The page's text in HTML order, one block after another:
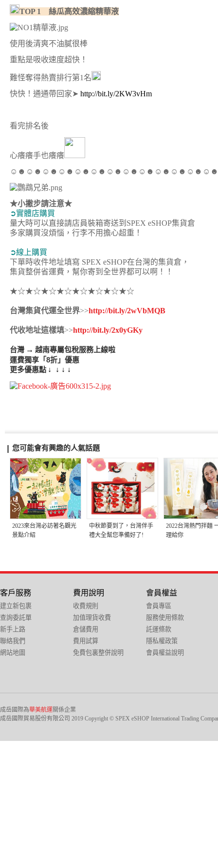
TOP 1 絲瓜高效濃縮精華液
使用後清爽不油膩很棒
重點是吸收速度超快！
難怪奪得熱賣排行第1名
快快！通通帶回家➤ http://bit.ly/2KW3vHm
看完排名後
心癢癢手也癢癢
☺☻☺☻☺☻☺☻☺☻☺☻☺☻☺☻☺☻☺☻☺☻☺☻☺☻
★小撇步請注意★
➲實體店購買
量大時可以直接請店員裝箱寄送到SPEX eSHOP集貨倉
多家購買沒煩惱，行李不用擔心超重！
➲線上購買
下單時收件地址填寫 SPEX eSHOP在台灣的集貨倉，
集貨整併省運費，幫你寄到全世界都可以啊！！
★☆★☆★☆★☆★☆★☆★☆★☆
台灣集貨代運全世界>>http://bit.ly/2wVbMQB
代收地址這樣填>>http://bit.ly/2x0yGKy
台灣 → 越南專屬包稅服務上線啦
運費獨享「8折」優惠
更多優惠點 ↓ ↓ ↓ ↓
您可能會有興趣的人氣話題
2023來台灣必訪著名觀光
景點介紹
中秋節要到了，台灣伴手
禮大全幫您準備好了!
2022台灣熱門拌麵
理給你
客戶服務
建立新包裹
查詢委託單
新手上路
聯絡我們
網站地圖
費用說明
收費規則
加值理貨收費
倉儲費用
費用試算
免費包裏整併說明
會員權益
會員專區
服務使用條款
託運條款
隱私權政策
會員權益說明
成岳國際為華美航運關係企業
成岳國際貿易股份有限公司 2019 Copyright © SPEX eSHOP International Trading